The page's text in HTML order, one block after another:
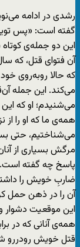
رشدی در ادامه
گفته است: «پس
این دو جمله‌ی
آن فتوای قتل، که
که حالا روبه‌روی
می‌کند. این جمله
می‌شنیدم‌؛ او که
همه‌ی ما که او را
می‌شناختیم، حتی
مرگش بسیاری از
پاسخ چه گفته
ضاربِ خویش را
آن را در ذهن حمل
این موقعیت
همه‌ی آنانی که در
قتل خویش رودررو